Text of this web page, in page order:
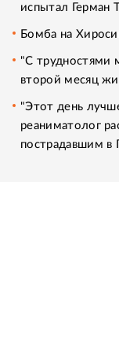
испытал Герман
Бомба на
"С трудностями
второй месяц
"Этот день
реаниматолог
пострадавшим в